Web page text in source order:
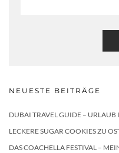
NEUESTE BEITRÄGE
DUBAI TRAVEL GUIDE – URLAUB
LECKERE SUGAR COOKIES ZU
DAS COACHELLA FESTIVAL –